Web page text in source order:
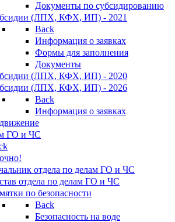
Документы по субсидированию
(ЛПХ, КФХ, ИП) - 2021
Back
Информация о заявках
Формы для заполнения
Документы
(ЛПХ, КФХ, ИП) - 2020
(ЛПХ, КФХ, ИП) - 2026
Back
Информация о заявках
ГО и ЧС
отдела по делам ГО и ЧС
отдела по делам ГО и ЧС
по безопасности
Back
Безопасность на воде